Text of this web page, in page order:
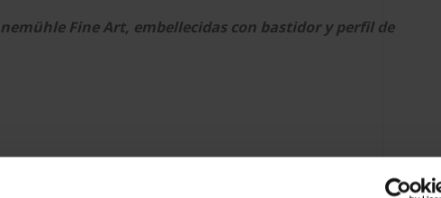
Fine Art, embellecidas con bastidor y perfil de
Fine Art Photo Rag Ultrasmooth, embellecidas con